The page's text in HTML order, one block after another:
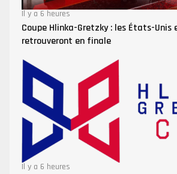
Il y a 6 heures
Coupe Hlinka-Gretzky : les États-Unis
retrouveront en finale
Il y a 6 heures